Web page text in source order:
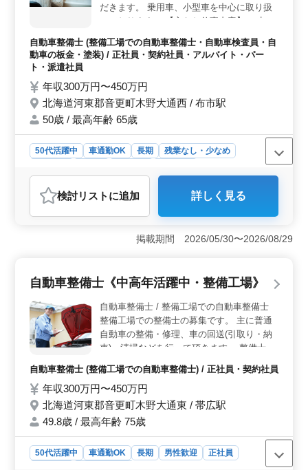
で、経験を活かして安定した環境で働くことができま
す。長期的なキャリアを築くための環境が整っていま
だきます。 乗用車、小型車を中心に取り扱
っております。 【主なお仕事内容】 ・点検
整備、分解整備、車検整備 ・部品の交換、
取付け、補修 ・中古車販売 ＊経験者様を年
齢問わず募集中です◎ ＊残業少なめ、交通
活躍中です。 皆様のご応募、お待ちしてお
ります。
自動車整備士 (整備工場での自動車整備士・自動車検査員・自
動車の板金・塗装) / 正社員・契約社員・アルバイト・パー
ト・派遣社員
年収300万円〜450万円
北海道河東郡音更町木野大通西 / 布市駅
50歳 / 最高年齢 65歳
50代活躍中 車通勤OK 長期
残業なし・少なめ
自動車整備士
おすすめポイント
＜魅力的なポイント＞ 自動車販売店での整備士業務
は、長期経験を持つシニア層の方々にも歓迎されていま
す。幅広い業務に携わりながら、自動車販売や中古車販
がいのポイント＞ 点検整備や車検整備、中古車販売な
ど様々な業務を通じて、自動車業界でのキャリアを築く
ことができます。豊富な経験を活かしながら、新たなス
キルを磨くことができます。 ＜働きやすさのポイン
ト＞ 布市駅からのアクセスも便利で、車通勤も可能で
す。週5〜6日の勤務で、シフト制の休日が設けられてい
ます。また、福利厚生も充実しており、安心して長く働
ける環境が整っています。
検討リスト に追加 詳しく見る
掲載期間 2026/05/30〜2026/08/29
自動車整備士《中高年活躍中・整備工場》
自動車整備士 / 整備工場での自動車整備士
整備工場での整備士の募集です。 主に普通
自動車の整備・修理、車の回送(引取り・納
車)、清掃などを行って頂きます。 整備士経
験のある中高年の方歓迎です。 車通勤可
能、交通費支給です！ 多少ブランクのある
方も歓迎ですので是非ごお応募下さいませ。
自動車整備士 (整備工場での自動車整備士) / 正社員・契約社員
年収300万円〜450万円
北海道河東郡音更町木野大通東 / 帯広駅
49.8歳 / 最高年齢 75歳
50代活躍中 車通勤OK 長期 男性歓迎
正社員